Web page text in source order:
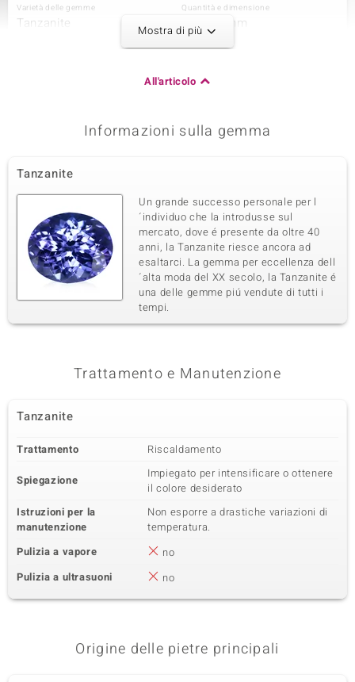
Varietà delle gemme
Tanzanite
Quantità e dimensione
6 à 5x3 mm
Origine
Tanzanite
Somma del peso in carati
2,322 ct
Taglio
Taglio Ovale
Montatura
Incastonatura a griffe
Origine
Tanzania
Mostra di più
All'articolo
Informazioni sulla gemma
Tanzanite
Un grande successo personale per l
´individuo che la introdusse sul
mercato, dove é presente da oltre 40
anni, la Tanzanite riesce ancora ad
esaltarci. La gemma per eccellenza dell
´alta moda del XX secolo, la Tanzanite é
una delle gemme piú vendute di tutti i
tempi.
Trattamento e Manutenzione
Tanzanite
Trattamento Riscaldamento
Spiegazione
Impiegato per intensificare o ottenere
il colore desiderato
Istruzioni per la
manutenzione
Non esporre a drastiche variazioni di
temperatura.
Pulizia a vapore
no
Pulizia a ultrasuoni
no
Origine delle pietre principali